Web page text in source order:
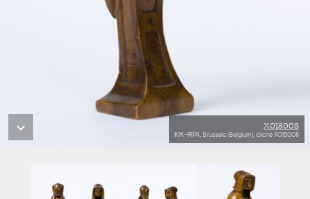
X015008
KIK-IRPA, Brussels (Belgium), cliché X015008